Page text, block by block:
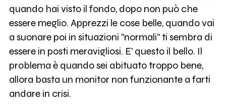
quando hai visto il fondo, dopo non può che
essere meglio. Apprezzi le cose belle, quando vai
a suonare poi in situazioni "normali" ti sembra di
essere in posti meravigliosi. E' questo il bello. Il
problema è quando sei abituato troppo bene,
allora basta un monitor non funzionante a farti
andare in crisi.